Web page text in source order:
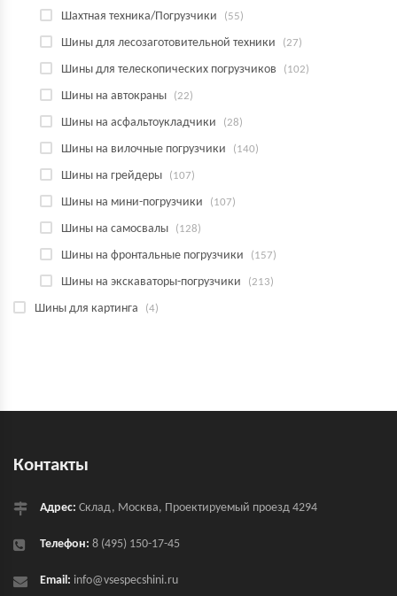
Шахтная техника/Погрузчики (55)
Шины для лесозаготовительной техники (27)
Шины для телескопических погрузчиков (102)
Шины на автокраны (22)
Шины на асфальтоукладчики (28)
Шины на вилочные погрузчики (140)
Шины на грейдеры (107)
Шины на мини-погрузчики (107)
Шины на самосвалы (128)
Шины на фронтальные погрузчики (157)
Шины на экскаваторы-погрузчики (213)
Шины для картинга (4)
Контакты
Адрес: Склад, Москва, Проектируемый проезд 4294
Телефон: 8 (495) 150-17-45
Email: info@vsespecshini.ru